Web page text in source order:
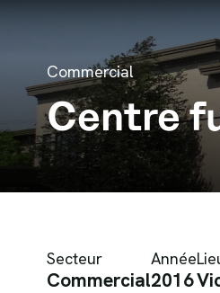
Commercial
Centre
Secteur
Commercial
Année
2016